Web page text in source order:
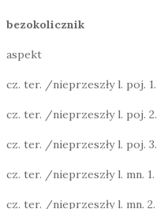
bezokolicznik
aspekt
cz. ter. /nieprzeszły l. poj. 1.
cz. ter. /nieprzeszły l. poj. 2.
cz. ter. /nieprzeszły l. poj. 3.
cz. ter. /nieprzeszły l. mn. 1.
cz. ter. /nieprzeszły l. mn. 2.